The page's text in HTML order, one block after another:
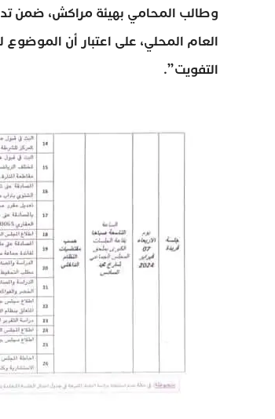
وطالب المحامي بهيئة مراكش، ضمن
العام المحلي، على اعتبار أن
التفويت”.